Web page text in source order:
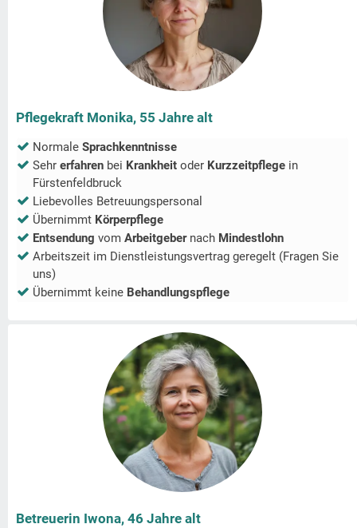
Pflegekraft Monika, 55 Jahre alt
Normale Sprachkenntnisse
Sehr erfahren bei Krankheit oder Kurzzeitpflege in
Fürstenfeldbruck
Liebevolles Betreuungspersonal
Übernimmt Körperpflege
Entsendung vom Arbeitgeber nach Mindestlohn
Arbeitszeit im Dienstleistungsvertrag geregelt (Fragen Sie
uns)
Übernimmt keine Behandlungspflege
Betreuerin Iwona, 46 Jahre alt